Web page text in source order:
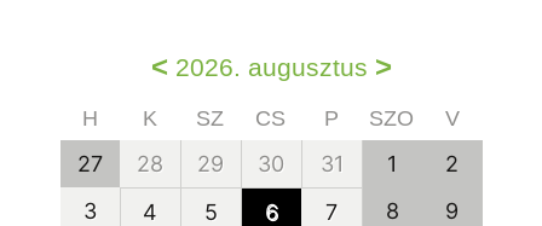
< 2026. augusztus >
H K SZ CS P SZO V
27 28 29 30 31 1
2
3
4 5 6 7 8
9